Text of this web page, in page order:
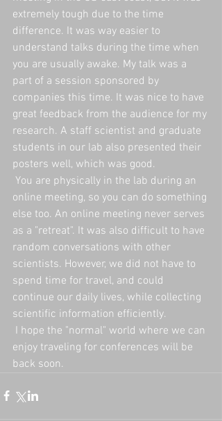
extremely tough due to the time
difference. It was way easier to
understand talks during the time when
you are usually awake. My talk was a
part of a session sponsored by
companies this time. It was nice to have
great feedback from the audience for my
research. A staff scientist and graduate
students in our lab also presented their
posters well, which was good.
online meeting, so you can do something
else too. An online meeting never serves
as a "retreat". It was also difficult to have
random conversations with other
scientists. However, we did not have to
spend time for travel, and could
continue our daily lives, while collecting
scientific information efficiently.
enjoy traveling for conferences will be
back soon.